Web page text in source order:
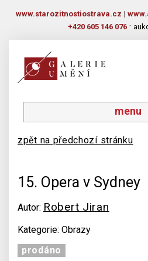
www.starozitnostiostrava.cz |
+420 605 146 076 ·
menu
zpět na předchozí stránku
15. Opera v Sydney
Autor: Robert Jiran
Kategorie: Obrazy
prodáno